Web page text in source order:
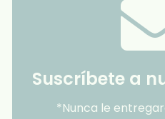
Suscríbete a
*Nunca le